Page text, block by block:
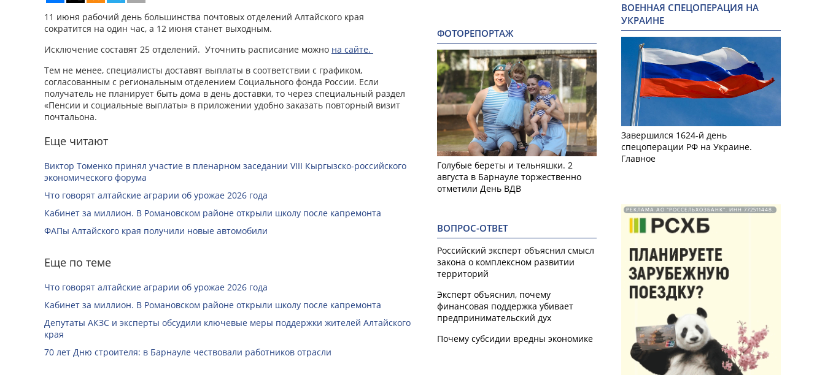
11 июня рабочий день большинства почтовых отделений Алтайского края
сократится на один час, а 12 июня станет выходным.
Исключение составят 25 отделений. Уточнить расписание можно на сайте.
Тем не менее, специалисты доставят выплаты в соответствии с графиком,
согласованным с региональным отделением Социального фонда России. Если
получатель не планирует быть дома в день доставки, то через специальный раздел
«Пенсии и социальные выплаты» в приложении удобно заказать повторный визит
почтальона.
Еще читают
Виктор Томенко принял участие в пленарном заседании VIII Кыргызско-российского
экономического форума
Что говорят алтайские аграрии об урожае 2026 года
Кабинет за миллион. В Романовском районе открыли школу после капремонта
ФАПы Алтайского края получили новые автомобили
Еще по теме
Что говорят алтайские аграрии об урожае 2026 года
Кабинет за миллион. В Романовском районе открыли школу после капремонта
Депутаты АКЗС и эксперты обсудили ключевые меры поддержки жителей Алтайского
края
70 лет Дню строителя: в Барнауле чествовали работников отрасли
ФОТОРЕПОРТАЖ
Голубые береты и тельняшки. 2
августа в Барнауле торжественно
отметили День ВДВ
ВОПРОС-ОТВЕТ
Российский эксперт объяснил смысл
закона о комплексном развитии
территорий
Эксперт объяснил, почему
финансовая поддержка убивает
предпринимательский дух
Почему субсидии вредны экономике
ВОЕННАЯ СПЕЦОПЕРАЦИЯ НА
УКРАИНЕ
Завершился 1624-й день
спецоперации РФ на Украине.
Главное
РЕКЛАМА АО "РОССЕЛЬХОЗБАНК". ИНН 772511448.